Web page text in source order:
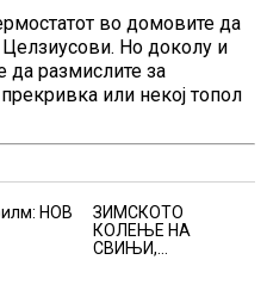
во домовите да
Целзиусови. Но доколу и
да размислите за
или некој топол
НОВ
ЗИМСКОТО
КОЛЕЊЕ НА
СВИЊИ,